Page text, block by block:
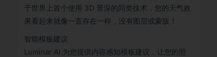
于世界上首个使用 3D 景深的同类技术，您的天气效
果看起来就像一直存在一样，没有图层或蒙版！
智能模板建议
Luminar AI 为您提供内容感知模板建议，让您的照